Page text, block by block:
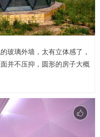
玻璃外墙，太有立体感了，
并不压抑，圆形的房子大概